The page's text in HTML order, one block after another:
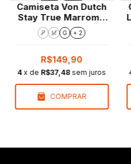
Camiseta Von Dutch
Stay True Marrom |
Regular Fit
P M G + 2
R$149,90
4 x de R$37,48 sem juros
COMPRAR